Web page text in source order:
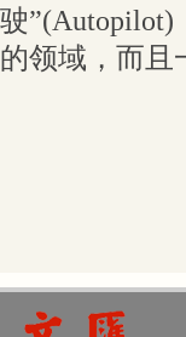
驶
的领域，而且